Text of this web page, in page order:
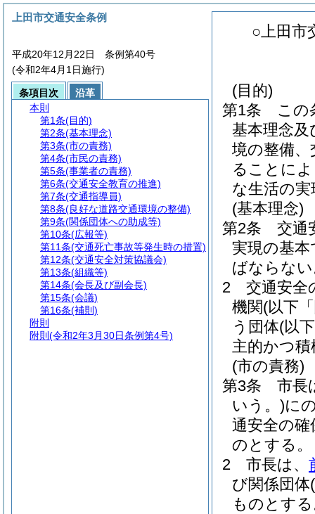
○上田市
(目的)
第1条
この
基本理念
境の整備、
ることに
な生活の
(基本理念)
第2条
交通
実現の基
ばならな
2
交通安全
機関(以下
う団体(以
主的かつ
(市の責務)
第3条
市長
いう。)に
通安全の
のとする。
2
市長は、
び関係団体
ものとす
上田市交通安全条例
平成20年12月22日 条例第40号
(令和2年4月1日施行)
条項目次
沿革
本則
第1条(目的)
第2条(基本理念)
第3条(市の責務)
第4条(市民の責務)
第5条(事業者の責務)
第6条(交通安全教育の推進)
第7条(交通指導員)
第8条(良好な道路交通環境の整備)
第9条(関係団体への助成等)
第10条(広報等)
第11条(交通死亡事故等発生時の措置)
第12条(交通安全対策協議会)
第13条(組織等)
第14条(会長及び副会長)
第15条(会議)
第16条(補則)
附則
附則 (令和2年3月30日条例第4号)